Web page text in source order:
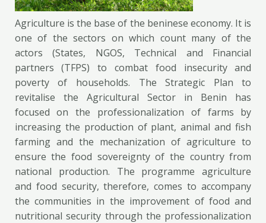
Agriculture is the base of the beninese economy. It is
one of the sectors on which count many of the
actors (States, NGOS, Technical and Financial
partners (TFPS) to combat food insecurity and
poverty of households. The Strategic Plan to
revitalise the Agricultural Sector in Benin has
focused on the professionalization of farms by
increasing the production of plant, animal and fish
farming and the mechanization of agriculture to
ensure the food sovereignty of the country from
national production. The programme agriculture
and food security, therefore, comes to accompany
the communities in the improvement of food and
nutritional security through the professionalization